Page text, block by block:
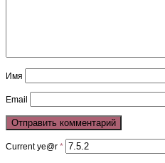
Имя
Email
Current ye@r *